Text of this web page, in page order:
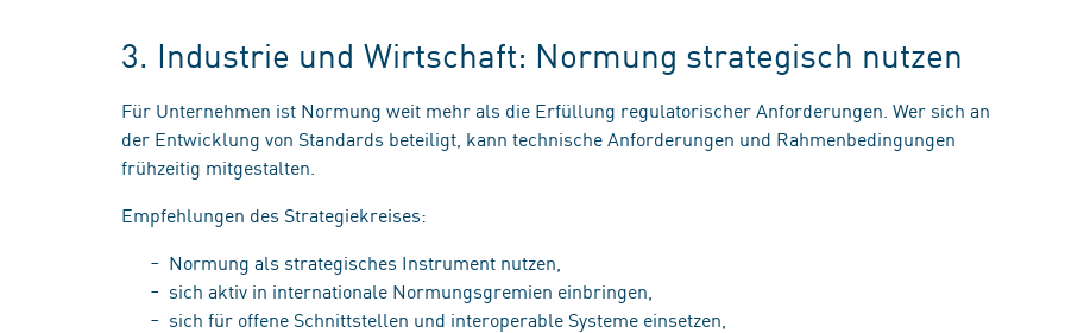
3. Industrie und Wirtschaft: Normung strategisch nutzen
Für Unternehmen ist Normung weit mehr als die Erfüllung regulatorischer Anforderungen. Wer sich an
der Entwicklung von Standards beteiligt, kann technische Anforderungen und Rahmenbedingungen
frühzeitig mitgestalten.
Empfehlungen des Strategiekreises:
Normung als strategisches Instrument nutzen,
sich aktiv in internationale Normungsgremien einbringen,
sich für offene Schnittstellen und interoperable Systeme einsetzen,